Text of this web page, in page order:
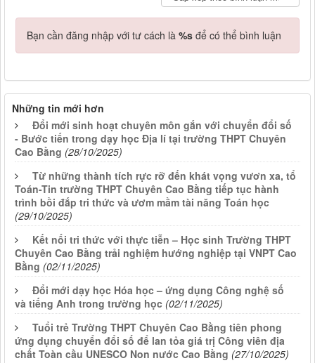
Bạn cần đăng nhập với tư cách là %s để có thể bình luận
Những tin mới hơn
Đổi mới sinh hoạt chuyên môn gắn với chuyển đổi số
- Bước tiến trong dạy học Địa lí tại trường THPT Chuyên
Cao Bằng (28/10/2025)
Từ những thành tích rực rỡ đến khát vọng vươn xa, tổ
Toán-Tin trường THPT Chuyên Cao Bằng tiếp tục hành
trình bồi đắp tri thức và ươm mầm tài năng Toán học
(29/10/2025)
Kết nối tri thức với thực tiễn – Học sinh Trường THPT
Chuyên Cao Bằng trải nghiệm hướng nghiệp tại VNPT Cao
Bằng (02/11/2025)
Đổi mới dạy học Hóa học – ứng dụng Công nghệ số
và tiếng Anh trong trường học (02/11/2025)
Tuổi trẻ Trường THPT Chuyên Cao Bằng tiên phong
ứng dụng chuyển đổi số để lan tỏa giá trị Công viên địa
chất Toàn cầu UNESCO Non nước Cao Bằng (27/10/2025)